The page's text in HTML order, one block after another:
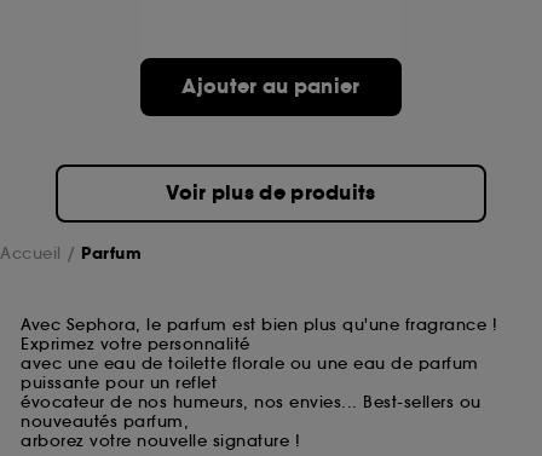
Ajouter au panier
Voir plus de produits
Accueil Parfum
Avec Sephora, le parfum est bien plus qu'une fragrance !
Exprimez votre personnalité
avec une eau de toilette florale ou une eau de parfum
puissante pour un reflet
évocateur de nos humeurs, nos envies... Best-sellers ou
nouveautés parfum,
arborez votre nouvelle signature !